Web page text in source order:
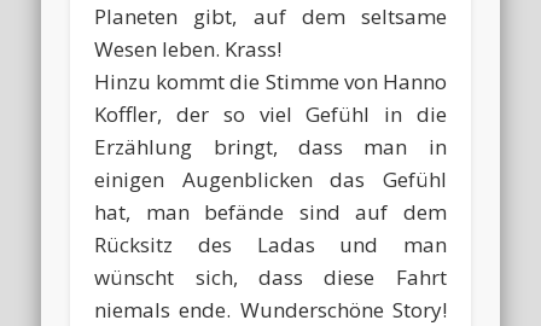
Planeten gibt, auf dem seltsame
Wesen leben. Krass!
Hinzu kommt die Stimme von Hanno
Koffler, der so viel Gefühl in die
Erzählung bringt, dass man in
einigen Augenblicken das Gefühl
hat, man befände sind auf dem
Rücksitz des Ladas und man
wünscht sich, dass diese Fahrt
niemals ende. Wunderschöne Story!